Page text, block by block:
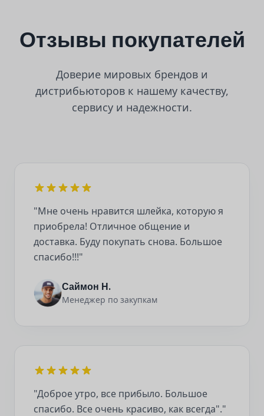
Отзывы покупателей
Доверие мировых брендов и
дистрибьюторов к нашему качеству,
сервису и надежности.
"Мне очень нравится шлейка, которую я
приобрела! Отличное общение и
доставка. Буду покупать снова. Большое
спасибо!!!"
Саймон Н.
Менеджер по закупкам
"Доброе утро, все прибыло. Большое
спасибо. Все очень красиво, как всегда"."